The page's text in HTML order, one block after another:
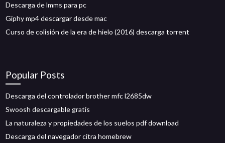
Descarga de lmms para pc
Giphy mp4 descargar desde mac
Curso de colisión de la era de hielo (2016) descarga torrent
Popular Posts
Descarga del controlador brother mfc l2685dw
Swoosh descargable gratis
La naturaleza y propiedades de los suelos pdf download
Descarga del navegador citra homebrew